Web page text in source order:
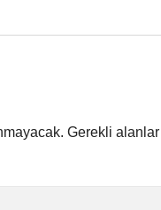
Gerekli alanlar